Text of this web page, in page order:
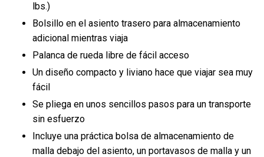
lbs.)
Bolsillo en el asiento trasero para almacenamiento
adicional mientras viaja
Palanca de rueda libre de fácil acceso
Un diseño compacto y liviano hace que viajar sea muy
fácil
Se pliega en unos sencillos pasos para un transporte
sin esfuerzo
Incluye una práctica bolsa de almacenamiento de
malla debajo del asiento, un portavasos de malla y un